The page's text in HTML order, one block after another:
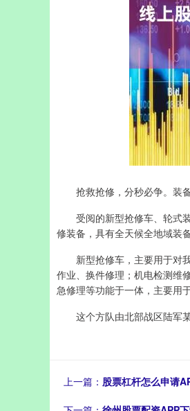
抢救抢修，分秒必争。装备
受阅的新型抢修车、轮式装
修装备，具有全天候全地域装
新型抢修车，主要用于对我
作业、换件修理；机电检测维
急修理等功能于一体，主要用
这个方队由北部战区陆军某
上一篇： 股票杠杆怎么申请